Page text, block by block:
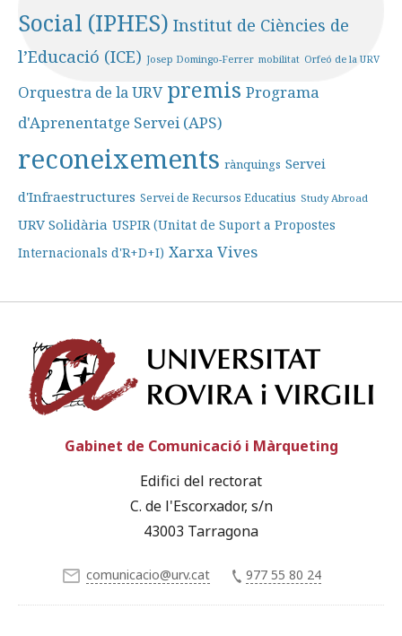
Social (IPHES) Institut de Ciències de
l’Educació (ICE) Josep Domingo-Ferrer mobilitat Orfeó de la URV
Orquestra de la URV premis Programa
d'Aprenentatge Servei (APS)
reconeixements rànquings Servei
d'Infraestructures Servei de Recursos Educatius Study Abroad
URV Solidària USPIR (Unitat de Suport a Propostes
Internacionals d'R+D+I) Xarxa Vives
Gabinet de Comunicació i Màrqueting
Edifici del rectorat
C. de l'Escorxador, s/n
43003 Tarragona
comunicacio@urv.cat 977 55 80 24